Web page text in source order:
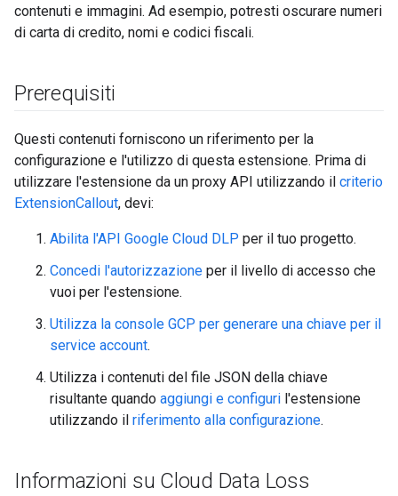
contenuti e immagini. Ad esempio, potresti oscurare numeri
di carta di credito, nomi e codici fiscali.
Prerequisiti
Questi contenuti forniscono un riferimento per la
configurazione e l'utilizzo di questa estensione. Prima di
utilizzare l'estensione da un proxy API utilizzando il criterio
ExtensionCallout, devi:
Abilita l'API Google Cloud DLP per il tuo progetto.
Concedi l'autorizzazione per il livello di accesso che
vuoi per l'estensione.
Utilizza la console GCP per generare una chiave per il
service account.
Utilizza i contenuti del file JSON della chiave
risultante quando aggiungi e configuri l'estensione
utilizzando il riferimento alla configurazione.
Informazioni su Cloud Data Loss